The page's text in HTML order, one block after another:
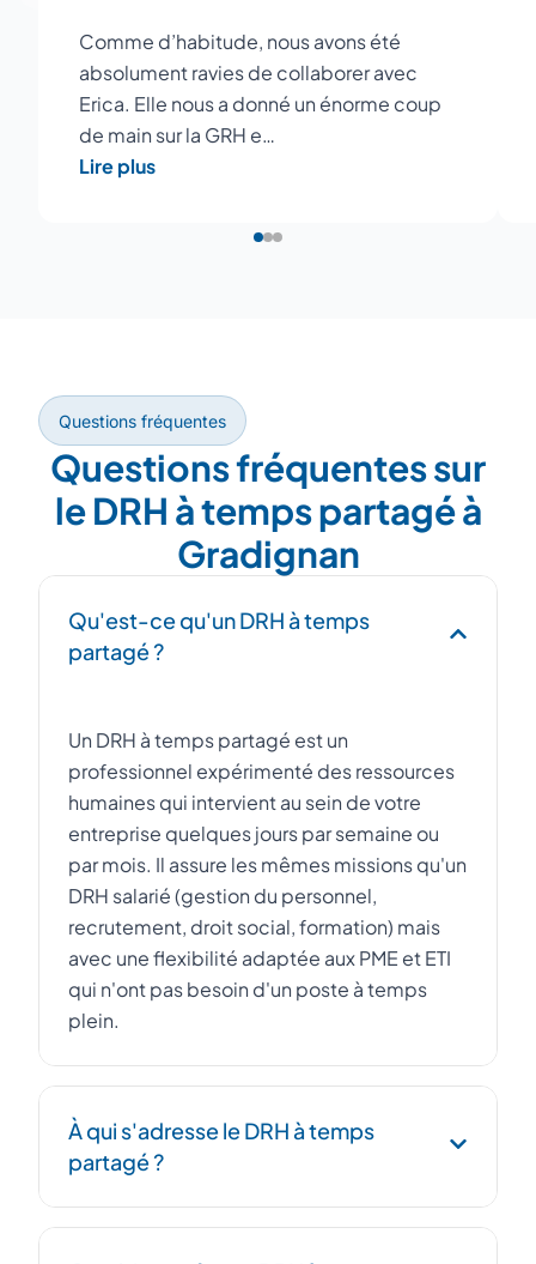
Comme d’habitude, nous avons été
absolument ravies de collaborer avec
Erica. Elle nous a donné un énorme coup
de main sur la GRH e…
Lire plus
Questions fréquentes
Questions fréquentes sur
le DRH à temps partagé à
Gradignan
Qu'est-ce qu'un DRH à temps
partagé ?
Un DRH à temps partagé est un
professionnel expérimenté des ressources
humaines qui intervient au sein de votre
entreprise quelques jours par semaine ou
par mois. Il assure les mêmes missions qu'un
DRH salarié (gestion du personnel,
recrutement, droit social, formation) mais
avec une flexibilité adaptée aux PME et ETI
qui n'ont pas besoin d'un poste à temps
plein.
À qui s'adresse le DRH à temps
partagé ?